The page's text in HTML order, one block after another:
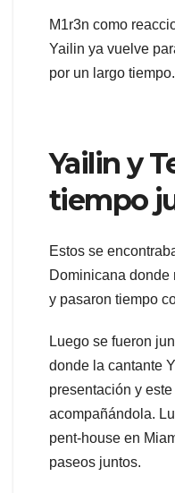
M1r3n como
Yailin ya vuelve
por un largo tiempo.
Yailin y
tiempo
Estos se
Dominicana donde
y pasaron tiempo
Luego se fueron
donde la cantante
presentación y
acompañándola.
pent-house en
paseos juntos.